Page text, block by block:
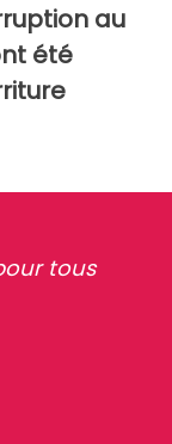
au
été
tous